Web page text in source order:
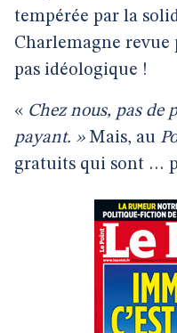
tempérée par la
Charlemagne revue
pas idéologique !
« Chez nous, pas de
payant. » Mais, au
gratuits qui sont …